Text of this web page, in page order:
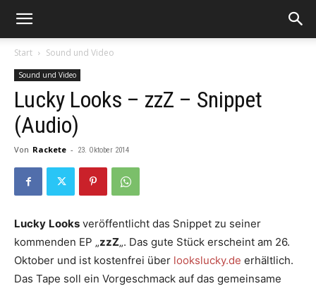
Start Sound und Video
Sound und Video
Lucky Looks – zzZ – Snippet
(Audio)
Von Rackete - 23. Oktober 2014
Lucky Looks veröffentlicht das Snippet zu seiner
kommenden EP „zzZ„. Das gute Stück erscheint am 26.
Oktober und ist kostenfrei über lookslucky.de erhältlich.
Das Tape soll ein Vorgeschmack auf das gemeinsame